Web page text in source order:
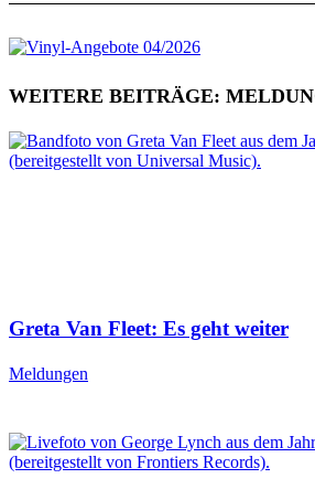
WEITERE BEITRÄGE:
Greta Van Fleet: Es geht weiter
Meldungen